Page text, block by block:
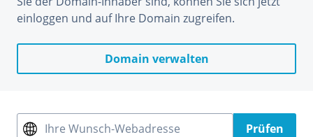
einloggen und auf Ihre Domain zugreifen.
Domain verwalten
Ihre Wunsch-Webadresse Prüfen